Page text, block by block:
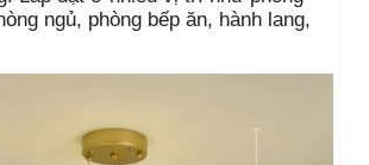
ngủ, phòng bếp ăn, hành lang,